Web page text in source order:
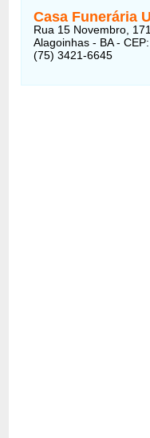
Casa Funerária
Rua 15 Novembro,
Alagoinhas - BA -
(75) 3421-6645